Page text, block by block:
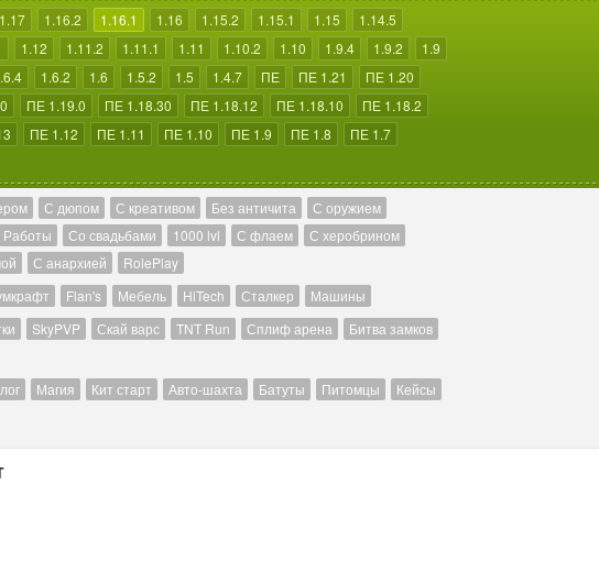
1.17 1.16.2 1.16.1 1.16 1.15.2 1.15.1 1.15
1.14.5
1.12 1.11.2 1.11.1 1.11 1.10.2 1.10 1.9.4 1.9.2
1.9
1.6.2 1.6 1.5.2 1.5 1.4.7 ПЕ ПЕ 1.21
ПЕ 1.20
ПЕ 1.19.0 ПЕ 1.18.30 ПЕ 1.18.12 ПЕ 1.18.10
ПЕ 1.18.2
ПЕ 1.12 ПЕ 1.11 ПЕ 1.10 ПЕ 1.9 ПЕ 1.8
ПЕ 1.7
С дюпом С креативом Без античита
С оружием
Работы Со свадьбами 1000 lvl С флаем
С херобрином
С анархией
RolePlay
Flan's Мебель HiTech Сталкер
Машины
SkyPVP Скай варс TNT Run Сплиф арена
Битва замков
Магия Кит старт Авто-шахта Батуты Питомцы
Кейсы